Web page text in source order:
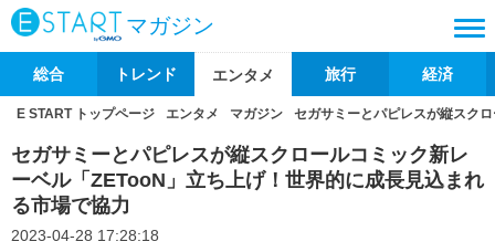
マガジン
総合 トレンド エンタメ 旅行 経済
E START トップページ エンタメ マガジン セガサミーとパピレスが縦スク
セガサミーとパピレスが縦スクロールコミック新レ
ーベル「ZETooN」立ち上げ！世界的に成長見込まれ
る市場で協力
2023-04-28 17:28:18